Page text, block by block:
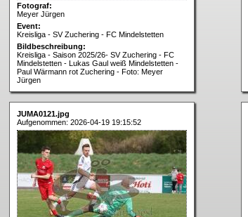
Fotograf:
Meyer Jürgen
Event:
Kreisliga - SV Zuchering - FC Mindelstetten
Bildbeschreibung:
Kreisliga - Saison 2025/26- SV Zuchering - FC
Mindelstetten - Lukas Gaul weiß Mindelstetten -
Paul Wärmann rot Zuchering - Foto: Meyer
Jürgen
JUMA0121.jpg
Aufgenommen: 2026-04-19 19:15:52